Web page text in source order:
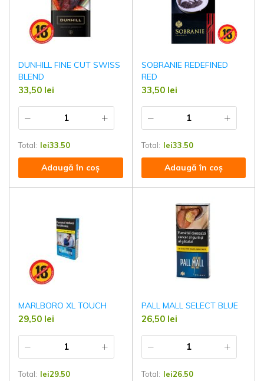
DUNHILL FINE CUT SWISS
BLEND
33,50 lei
Total: lei33.50
Adaugă în coș
SOBRANIE REDEFINED
RED
33,50 lei
Total: lei33.50
Adaugă în coș
MARLBORO XL TOUCH
29,50 lei
Total: lei29.50
PALL MALL SELECT BLUE
26,50 lei
Total: lei26.50